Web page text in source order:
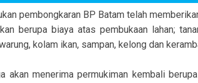
pembongkaran BP Batam telah
berupa biaya atas pembukaan lahan;
kolam ikan, sampan, kelong dan
akan menerima permukiman kembali